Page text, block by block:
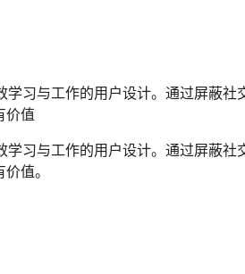
习与工作的用户设计。通过屏蔽社
价值
习与工作的用户设计。通过屏蔽社
值。